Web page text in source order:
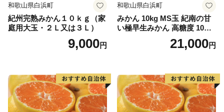
和歌山県白浜町
紀州完熟みかん１０ｋｇ（家
庭用大玉・２Ｌ又は３Ｌ）
9,000円
和歌山県白浜町
みかん 10kg MS玉 紀南の甘
い極早生みかん 高糖度 10月
以降発送 マルチ被覆栽培
21,000円